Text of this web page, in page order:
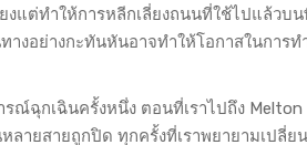
แต่ทำให้การหลีกเลี่ยงถนนที่ใช้ไปแล้วบ
างอย่างกะทันหันอาจทำให้โอกาสในการ
รณ์ฉุกเฉินครั้งหนึ่ง ตอนที่เราไปถึง
ายสายถูกปิด ทุกครั้งที่เราพยายามเปลี่ย